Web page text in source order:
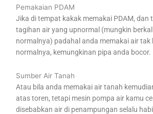
Pemakaian PDAM
Jika di tempat kakak memakai PDAM, dan
tagihan air yang upnormal (mungkin
normalnya) padahal anda memakai air tak
normalnya, kemungkinan pipa anda bocor.
Sumber Air Tanah
Atau bila anda memakai air tanah
atas toren, tetapi mesin pompa air kamu
disebabkan air di penampungan selalu